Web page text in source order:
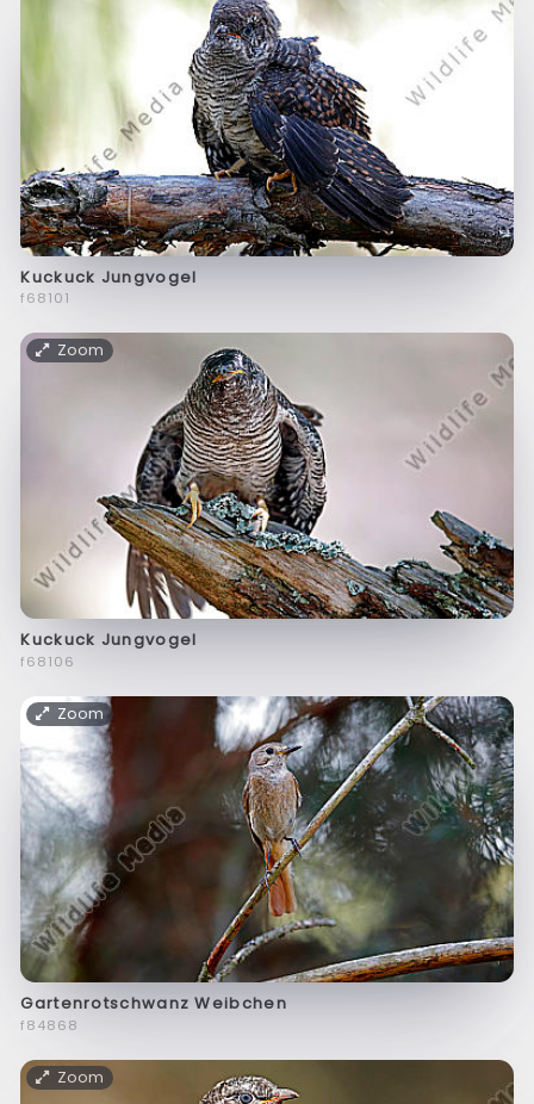
Kuckuck Jungvogel
f68101
Zoom
Kuckuck Jungvogel
f68106
Zoom
Gartenrotschwanz Weibchen
f84868
Zoom